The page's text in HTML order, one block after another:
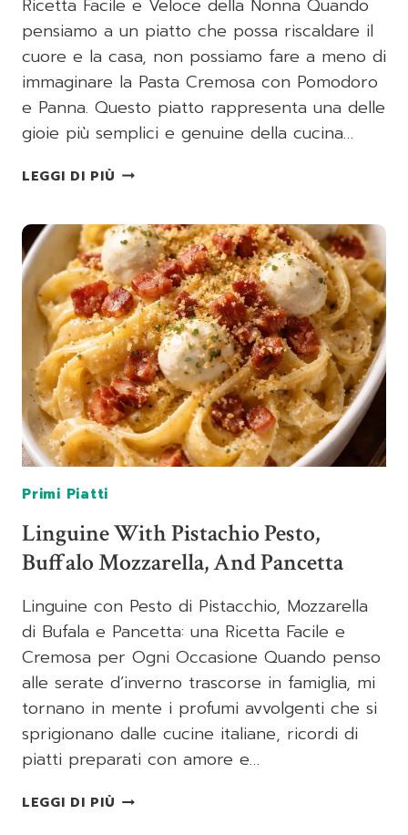
Ricetta Facile e Veloce della Nonna Quando
pensiamo a un piatto che possa riscaldare il
cuore e la casa, non possiamo fare a meno di
immaginare la Pasta Cremosa con Pomodoro
e Panna. Questo piatto rappresenta una delle
gioie più semplici e genuine della cucina…
LEGGI DI PIÙ PASTA
POMODORO
E
PANNA
Primi Piatti
Linguine With Pistachio Pesto,
Buffalo Mozzarella, And Pancetta
Linguine con Pesto di Pistacchio, Mozzarella
di Bufala e Pancetta: una Ricetta Facile e
Cremosa per Ogni Occasione Quando penso
alle serate d’inverno trascorse in famiglia, mi
tornano in mente i profumi avvolgenti che si
sprigionano dalle cucine italiane, ricordi di
piatti preparati con amore e…
LEGGI DI PIÙ LINGUINE